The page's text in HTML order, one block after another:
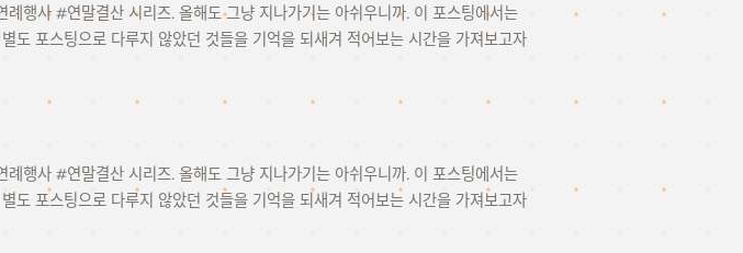
행사 #연말결산 시리즈. 올해도 그냥 지나가기는 아쉬우니까. 이 포스팅에서는
도 포스팅으로 다루지 않았던 것들을 기억을 되새겨 적어보는 시간을 가져보고자
행사 #연말결산 시리즈. 올해도 그냥 지나가기는 아쉬우니까. 이 포스팅에서는
도 포스팅으로 다루지 않았던 것들을 기억을 되새겨 적어보는 시간을 가져보고자